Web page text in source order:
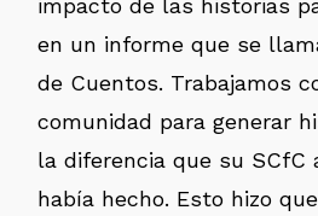
en un informe que se
de Cuentos. Trabajamos
comunidad para generar
la diferencia que su SCfC
había hecho. Esto hizo